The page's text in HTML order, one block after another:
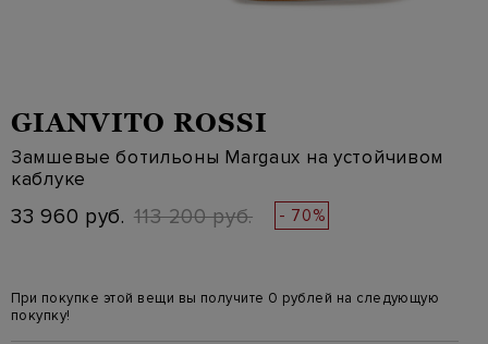
GIANVITO ROSSI
Замшевые ботильоны Margaux на устойчивом
каблуке
33 960 руб. 113 200 руб. - 70%
При покупке этой вещи вы получите 0 рублей на следующую
покупку!